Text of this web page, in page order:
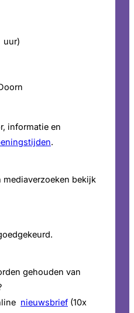
uur)
informatie en
.
bekijk
gehouden van
nieuwsbrief (10x